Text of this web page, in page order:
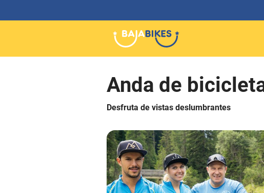
Anda de
Desfruta de vistas deslumbrantes